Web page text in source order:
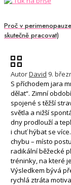
Proč v
skutečně pracovat)
AutorDavid 9.
S příchodem jara
dělat“. Zimní
spojené s těžší
světla a nižší
dny prodlouží a
i chuť hýbat se
chybu – místo
radikální běžecké
tréninky, na které
Výsledkem bývá
rychlá ztráta